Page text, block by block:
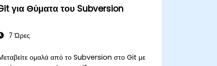
για Θύματα του Subversion
7 Ώρες
ομαλά από το Subversion στο Git με